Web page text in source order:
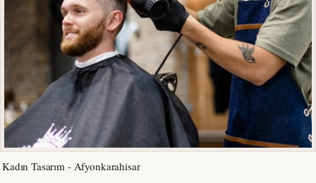
Kadın Tasarım - Afyonkarahisar